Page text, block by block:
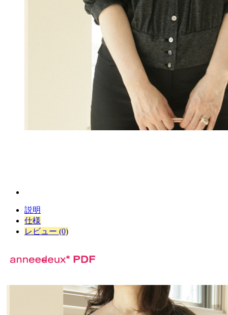
説明
仕様
レビュー (0)